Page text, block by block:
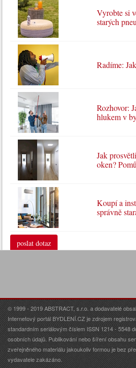
Vyrobte si
starých
Radíme:
Rozhovor:
hlukem v
Jak
oken?
Koupí a
správně
poslat dotaz
© 1999 - 2019 ABSTRACT, s.r.o. a dodavatelé
Internetový portál BYDLENÍ.CZ je zdrojem
standardním seriálovým číslem ISSN 1214 - 5548
osobních údajů. Publikování nebo šíření obsahu
zveřejněného materiálu jakoukoliv formou je bez
vydavatele zakázáno.